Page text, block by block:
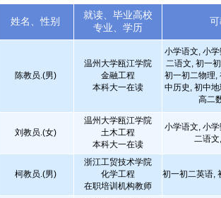
姓名、性别
就读、毕业高校
专业、学历
陈教员.(男)
温州大学瓯江学院
金融工程
本科大一在读
小学语文, 小
二语文, 初一
初一初二物理,
中历史, 初中
高二
刘教员.(女)
温州大学瓯江学院
土木工程
本科大一在读
小学语文, 小
二语
柯教员.(男)
浙江工贸技术学院
化学工程
在职培训机构教师
初一初二英语,